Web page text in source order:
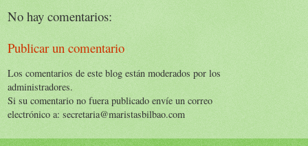
No hay comentarios:
Publicar un comentario
Los comentarios de este blog están moderados por los
administradores.
Si su comentario no fuera publicado envíe un correo
electrónico a: secretaria@maristasbilbao.com